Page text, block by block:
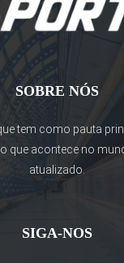
SOBRE NÓS
tem como pauta
que acontece no
atualizado.
SIGA-NOS